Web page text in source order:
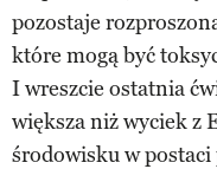
pozostaje
które mogą być
I wreszcie ostatnia
większa niż wyciek z
środowisku w